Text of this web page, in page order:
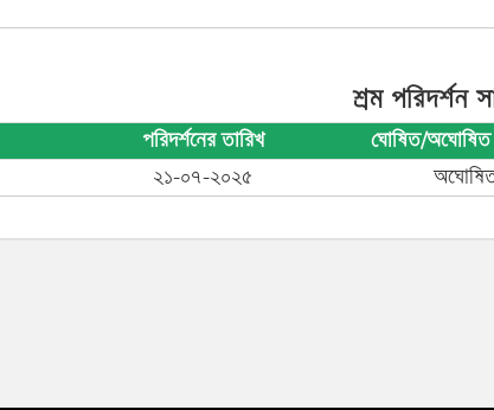
শ্রম পরিদর্শন
পরিদর্শনের তারিখ ঘোষিত/অঘোষিত
২১-০৭-২০২৫